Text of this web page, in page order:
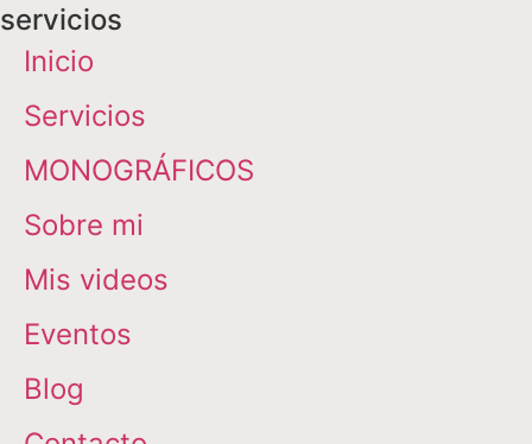
servicios
Inicio
Servicios
MONOGRÁFICOS
Sobre mi
Mis videos
Eventos
Blog